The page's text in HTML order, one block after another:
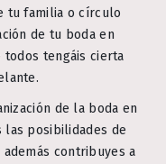
tu familia o círculo
de tu boda en
todos tengáis cierta
de la boda en
las posibilidades de
contribuyes a